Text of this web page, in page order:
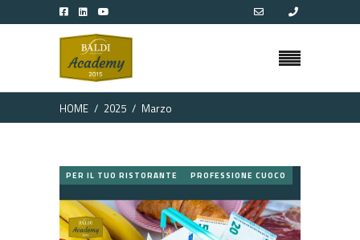
HOME 2025 Marzo
PER IL TUO RISTORANTE PROFESSIONE CUOCO